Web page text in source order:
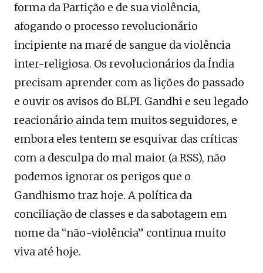
forma da Partição e de sua violência,
afogando o processo revolucionário
incipiente na maré de sangue da violência
inter-religiosa. Os revolucionários da Índia
precisam aprender com as lições do passado
e ouvir os avisos do BLPI. Gandhi e seu legado
reacionário ainda tem muitos seguidores, e
embora eles tentem se esquivar das críticas
com a desculpa do mal maior (a RSS), não
podemos ignorar os perigos que o
Gandhismo traz hoje. A política da
conciliação de classes e da sabotagem em
nome da “não-violência” continua muito
viva até hoje.